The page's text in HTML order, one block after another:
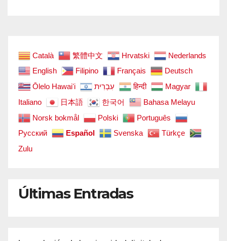
Català 繁體中文 Hrvatski
Nederlands
English
Filipino Français
Deutsch
Ōlelo Hawaiʻi
עִבְרִית हिन्दी
Magyar
Italiano
日本語 한국어
Bahasa Melayu
Norsk bokmål
Polski
Português
Русский
Español Svenska
Türkçe
Zulu
Últimas Entradas